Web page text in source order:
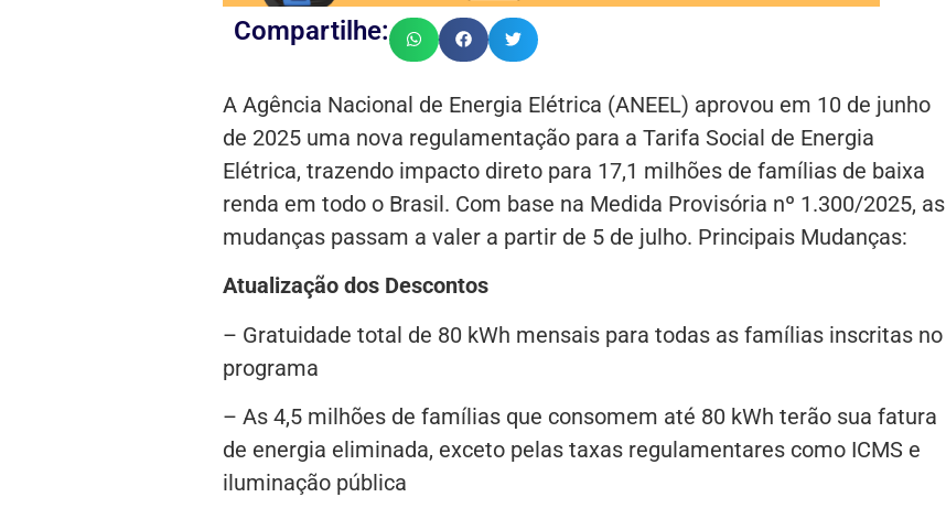
Compartilhe:
A Agência Nacional de Energia Elétrica (ANEEL) aprovou em 10 de junho
de 2025 uma nova regulamentação para a Tarifa Social de Energia
Elétrica, trazendo impacto direto para 17,1 milhões de famílias de baixa
renda em todo o Brasil. Com base na Medida Provisória nº 1.300/2025, as
mudanças passam a valer a partir de 5 de julho. Principais Mudanças:
Atualização dos Descontos
– Gratuidade total de 80 kWh mensais para todas as famílias inscritas no
programa
– As 4,5 milhões de famílias que consomem até 80 kWh terão sua fatura
de energia eliminada, exceto pelas taxas regulamentares como ICMS e
iluminação pública